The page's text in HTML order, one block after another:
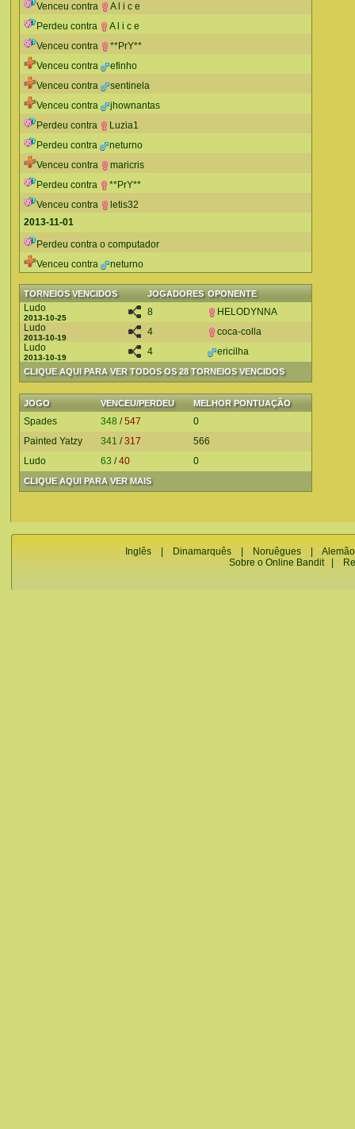
Venceu contra
A l i c e
Perdeu contra
A l i c e
Venceu contra
**PrY**
Venceu contra
efinho
Venceu contra
sentinela
Venceu contra
jhownantas
Perdeu contra
Luzia1
Perdeu contra
neturno
Venceu contra
maricris
Perdeu contra
**PrY**
Venceu contra
letis32
2013-11-01
Perdeu contra o computador
Venceu contra
neturno
TORNEIOS VENCIDOS JOGADORES OPONENTE
CLIQUE AQUI PARA VER TODOS OS 28 TORNEIOS VENCIDOS
Ludo
2013-10-25
8
HELODYNNA
Ludo
2013-10-19
4
coca-colla
Ludo
2013-10-19
4 ericilha
JOGO VENCEU/PERDEU MELHOR PONTUAÇÃO
CLIQUE AQUI PARA VER MAIS
Spades 348 /547
0
Painted Yatzy
341 /317
566
Ludo
63 /40 0
Inglês Dinamarquês Noruêgues
Alemão
Sobre o Online Bandit|